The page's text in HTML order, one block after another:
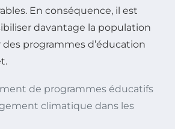
En conséquence, il est
davantage la population
programmes d’éducation
de programmes éducatifs
climatique dans les